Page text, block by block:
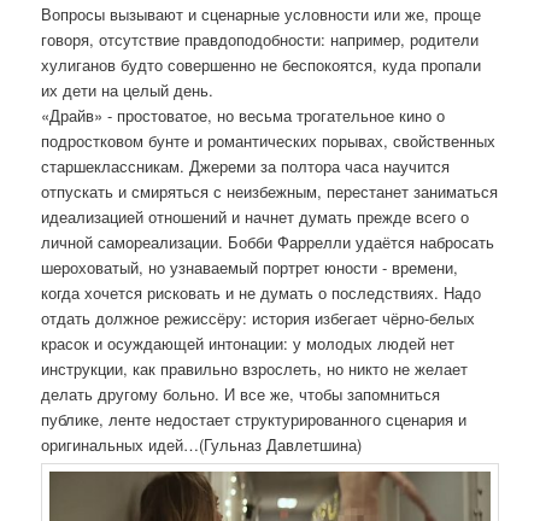
Вопросы вызывают и сценарные условности или же, проще
говоря, отсутствие правдоподобности: например, родители
хулиганов будто совершенно не беспокоятся, куда пропали
их дети на целый день.
«Драйв» - простоватое, но весьма трогательное кино о
подростковом бунте и романтических порывах, свойственных
старшеклассникам. Джереми за полтора часа научится
отпускать и смиряться с неизбежным, перестанет заниматься
идеализацией отношений и начнет думать прежде всего о
личной самореализации. Бобби Фаррелли удаётся набросать
шероховатый, но узнаваемый портрет юности - времени,
когда хочется рисковать и не думать о последствиях. Надо
отдать должное режиссёру: история избегает чёрно-белых
красок и осуждающей интонации: у молодых людей нет
инструкции, как правильно взрослеть, но никто не желает
делать другому больно. И все же, чтобы запомниться
публике, ленте недостает структурированного сценария и
оригинальных идей…(Гульназ Давлетшина)